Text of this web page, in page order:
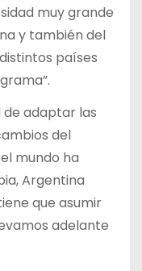
muy grande
y también del
países
adaptar las
del
mundo ha
Argentina
que asumir
adelante